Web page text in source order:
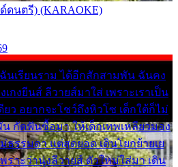
ดนตรี) (KARAOKE)
นเรียนราม ได้อีกสักสามพัน ฉันคง
กงยีนส์ ลีวายส์มาใส่ เพราะเราเป็น
ยว อยากจะโชว์ถึงหิวโซ เด็กใต้ก็ไม่
กัดฟันซื้อมา ให้เด็กเทพเหลียวมอง
ธรรมดา แต่สุดยอด เดินโยกย้ายเย
ราะว่านุ่งลีวายส์ ตัวใหม่ใส่มา เดิน